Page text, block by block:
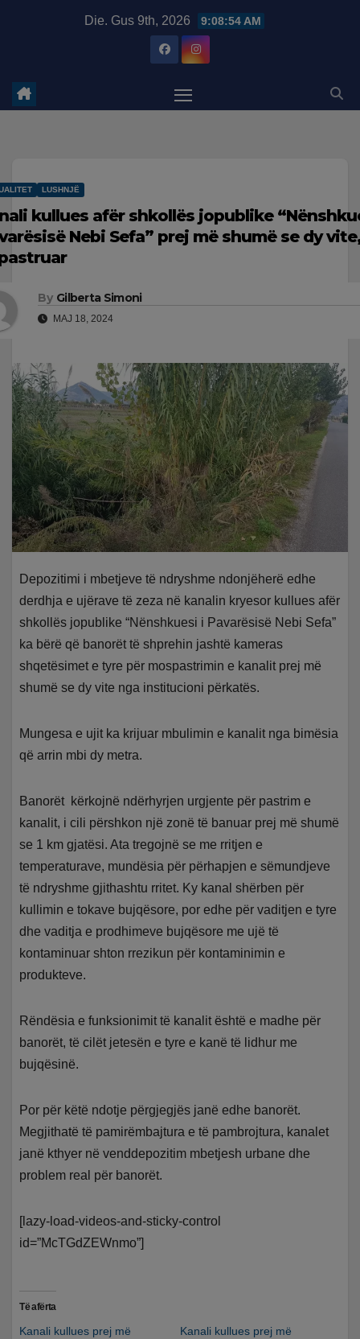
Die. Gus 9th, 2026 9:08:55 AM
LUSHNJË
kullues afër shkollës jopublike
Nebi Sefa” prej më shumë se dy
By Gilberta Simoni
MAJ 18, 2024
Depozitimi i mbetjeve të ndryshme ndonjëherë edhe
derdhja e ujërave të zeza në kanalin kryesor kullues afër
shkollës jopublike “Nënshkuesi i Pavarësisë Nebi Sefa”
ka bërë që banorët të shprehin jashtë kameras
shqetësimet e tyre për mospastrimin e kanalit prej më
shumë se dy vite nga institucioni përkatës.
Mungesa e ujit ka krijuar mbulimin e kanalit nga bimësia
që arrin mbi dy metra.
Banorët kërkojnë ndërhyrjen urgjente për pastrim e
kanalit, i cili përshkon një zonë të banuar prej më shumë
se 1 km gjatësi. Ata tregojnë se me rritjen e
temperaturave, mundësia për përhapjen e sëmundjeve
të ndryshme gjithashtu rritet. Ky kanal shërben për
kullimin e tokave bujqësore, por edhe për vaditjen e tyre
dhe vaditja e prodhimeve bujqësore me ujë të
kontaminuar shton rrezikun për kontaminimin e
produkteve.
Rëndësia e funksionimit të kanalit është e madhe për
banorët, të cilët jetesën e tyre e kanë të lidhur me
bujqësinë.
Por për këtë ndotje përgjegjës janë edhe banorët.
Megjithatë të pamirëmbajtura e të pambrojtura, kanalet
janë kthyer në venddepozitim mbetjesh urbane dhe
problem real për banorët.
[lazy-load-videos-and-sticky-control
id=”McTGdZEWnmo”]
Të afërta
Kanali kullues prej më
Kanali kullues prej më